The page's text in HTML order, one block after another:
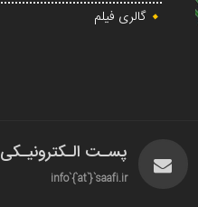
گالری فیلم
پسـت الـکترونیـکی
info`{`at`}`saafi.ir